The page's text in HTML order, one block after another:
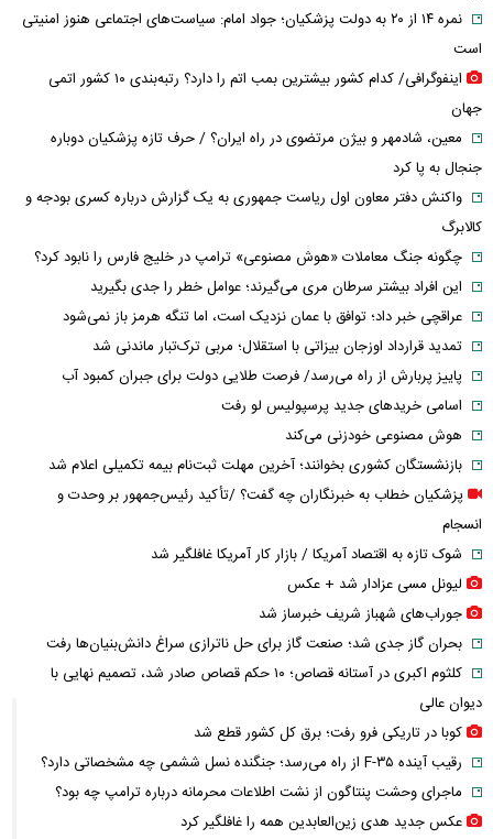
نمره ۱۴ از ۲۰ به دولت پزشکیان؛ جواد امام: سیاست‌های اجتماعی هنوز امنیتی
است
اینفوگرافی/ کدام کشور بیشترین بمب اتم را دارد؟ رتبه‌بندی ۱۰ کشور اتمی
جهان
معین، شادمهر و بیژن مرتضوی در راه ایران؟ / حرف تازه پزشکیان دوباره
جنجال به پا کرد
واکنش دفتر معاون اول ریاست جمهوری به یک گزارش درباره کسری بودجه و
کالابرگ
چگونه جنگ معاملات «هوش مصنوعی» ترامپ در خلیج فارس را نابود کرد؟
این افراد بیشتر سرطان مری می‌گیرند؛ عوامل خطر را جدی بگیرید
عراقچی خبر داد؛ توافق با عمان نزدیک است، اما تنگه هرمز باز نمی‌شود
تمدید قرارداد اوزجان بیزاتی با استقلال؛ مربی ترک‌تبار ماندنی شد
پاییز پربارش از راه می‌رسد/ فرصت طلایی دولت برای جبران کمبود آب
اسامی خریدهای جدید پرسپولیس لو رفت
هوش مصنوعی خودزنی می‌کند
بازنشستگان کشوری بخوانند؛ آخرین مهلت ثبت‌نام بیمه تکمیلی اعلام شد
پزشکیان خطاب به خبرنگاران چه گفت؟ /تأکید رئیس‌جمهور بر وحدت و
انسجام
شوک تازه به اقتصاد آمریکا / بازار کار آمریکا غافلگیر شد
لیونل مسی عزادار شد + عکس
جوراب‌های شهباز شریف خبرساز شد
بحران گاز جدی شد؛ صنعت گاز برای حل ناترازی سراغ دانش‌بنیان‌ها رفت
کلثوم اکبری در آستانه قصاص؛ ۱۰ حکم قصاص صادر شد، تصمیم نهایی با
دیوان عالی
کوبا در تاریکی فرو رفت؛ برق کل کشور قطع شد
رقیب آینده F-۳۵ از راه می‌رسد؛ جنگنده نسل ششمی چه مشخصاتی دارد؟
ماجرای وحشت پنتاگون از نشت اطلاعات محرمانه درباره ترامپ چه بود؟
عکس جدید هدی زین‌العابدین همه را غافلگیر کرد